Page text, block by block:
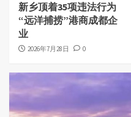
新乡顶着35项违法行为
“远洋捕捞”港商成都企
业
2026年7月28日 0